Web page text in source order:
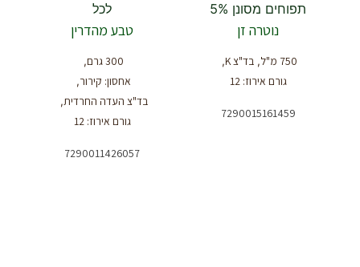
תפוחים מסונן 5%
נוטרה זן
750 מ"ל , בד"צ K ,
גורם אירוז: 12
7290015161459
לכל
טבע מהדרין
300 גרם ,
אחסון: קירור,
בד"צ העדה החרדית,
גורם אירוז: 12
7290011426057